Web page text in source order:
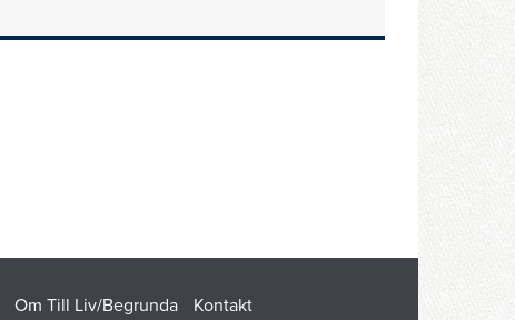
Om Till Liv/Begrunda Kontakt